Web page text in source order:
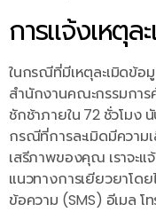
การแจ้งเหตุ
ในกรณีที่มีเหตุละเมิดข้อ
สำนักงานคณะกรรมกา
ชักช้าภายใน 72 ชั่วโมง
กรณีที่การละเมิดมีความ
เสรีภาพของคุณ เราจะ
แนวทางการเยียวยาโด
ข้อความ (SMS) อีเมล